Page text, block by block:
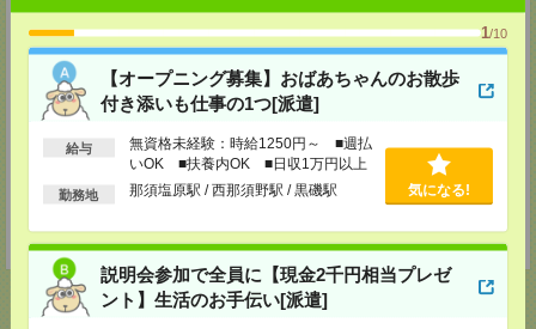
1/10
【オープニング募集】おばあちゃんのお散歩
付き添いも仕事の1つ[派遣]
給与
無資格未経験：時給1250円～ ■週払
いOK ■扶養内OK ■日収1万円以上
勤務地 那須塩原駅 / 西那須野駅 / 黒磯駅 気になる!
説明会参加で全員に【現金2千円相当プレゼ
ント】生活のお手伝い[派遣]
〒320-0811 栃木県宇都宮市大通り1-2-11 フコク生命ビル4F
TEL：0120-921-871
MAIL：worker@nissonet.co.jp
担当：採用担当者
受付可能日時：9:30-19:00 ※電話受付時間⇒9:30-21:00
高崎支社
埼玉県さいたま市大宮区仲町2-23-2 大宮仲町センタービル3F（さいたま
TEL：0120-921-871
MAIL：worker@nissonet.co.jp
受付可能日時：9:30-19:00 ※電話受付時間⇒9:30-21:00